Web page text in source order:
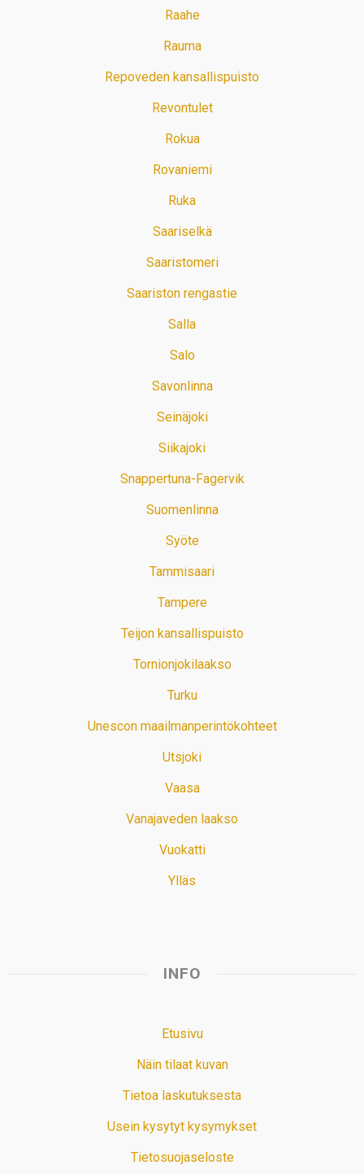
Raahe
Rauma
Repoveden kansallispuisto
Revontulet
Rokua
Rovaniemi
Ruka
Saariselkä
Saaristomeri
Saariston rengastie
Salla
Salo
Savonlinna
Seinäjoki
Siikajoki
Snappertuna-Fagervik
Suomenlinna
Syöte
Tammisaari
Tampere
Teijon kansallispuisto
Tornionjokilaakso
Turku
Unescon maailmanperintökohteet
Utsjoki
Vaasa
Vanajaveden laakso
Vuokatti
Ylläs
INFO
Etusivu
Näin tilaat kuvan
Tietoa laskutuksesta
Usein kysytyt kysymykset
Tietosuojaseloste